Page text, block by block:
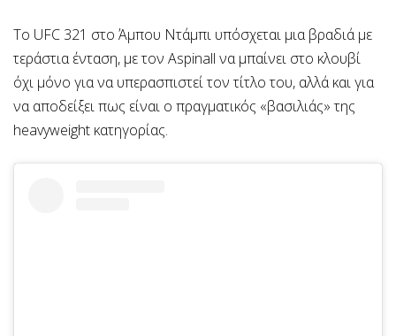
Το UFC 321 στο Άμπου Ντάμπι υπόσχεται μια βραδιά με
τεράστια ένταση, με τον Aspinall να μπαίνει στο κλουβί
όχι μόνο για να υπερασπιστεί τον τίτλο του, αλλά και για
να αποδείξει πως είναι ο πραγματικός «βασιλιάς» της
heavyweight κατηγορίας.